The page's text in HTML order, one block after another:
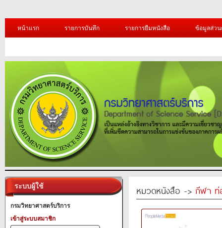
หน้าแรก รายการบันทึก รายการยืมหนังสือ ข้อมูลส่ว
ระบบผู้ใช้
กรมวิทยาศาสตร์บริการ
เข้าสู่ระบบสมาชิก
หมวดหนังสือ -> กีฬา ท่